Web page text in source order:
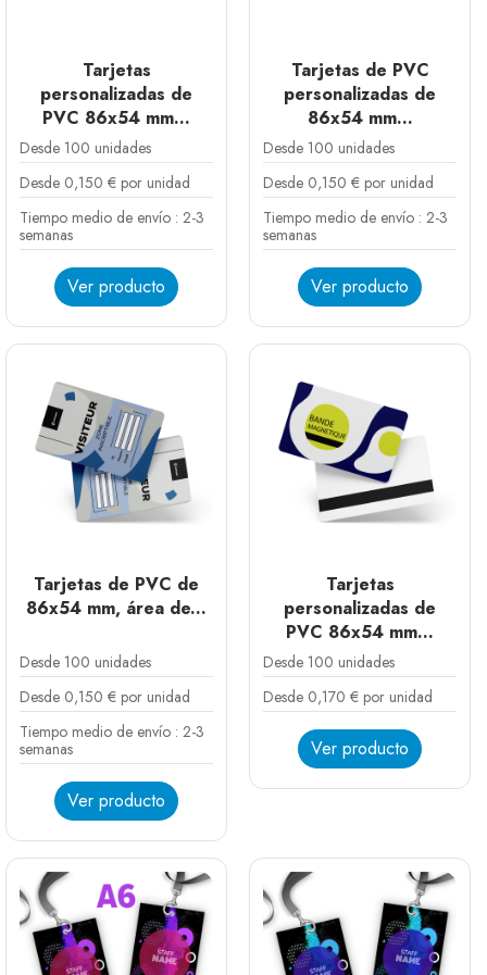
Tarjetas
personalizadas de
PVC 86x54 mm...
Desde 100 unidades
Desde 0,150 € por unidad
Tiempo medio de envío : 2-3
semanas
Ver producto
Tarjetas de PVC
personalizadas de
86x54 mm...
Desde 100 unidades
Desde 0,150 € por unidad
Tiempo medio de envío : 2-3
semanas
Ver producto
Tarjetas de PVC de
86x54 mm, área de...
Desde 100 unidades
Desde 0,150 € por unidad
Tiempo medio de envío : 2-3
semanas
Ver producto
Tarjetas
personalizadas de
PVC 86x54 mm...
Desde 100 unidades
Desde 0,170 € por unidad
Ver producto